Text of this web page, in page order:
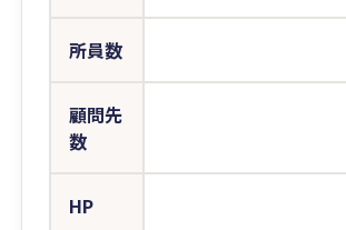
所員数
顧問先
数
HP